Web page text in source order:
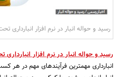
رسید و حواله انبار در نرم افزار انبارداری
رسید و حواله انبار در نرم افزار
انبارداری مهمترین فرآیندهای مهم در هر